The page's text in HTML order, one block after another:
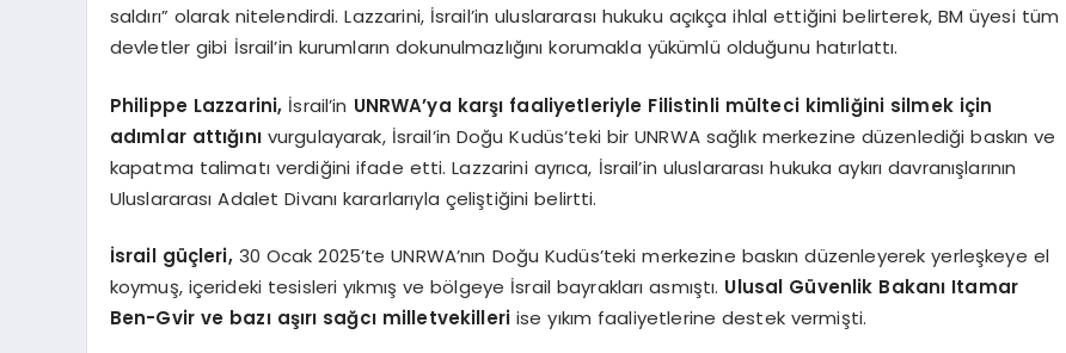
saldırı” olarak nitelendirdi. Lazzarini, İsrail’in uluslararası hukuku açıkça ihlal ettiğini belirterek, BM üyesi tüm
devletler gibi İsrail’in kurumların dokunulmazlığını korumakla yükümlü olduğunu hatırlattı.
Philippe Lazzarini, İsrail’in UNRWA’ya karşı faaliyetleriyle Filistinli mülteci kimliğini silmek için
adımlar attığınıvurgulayarak, İsrail’in Doğu Kudüs’teki bir UNRWA sağlık merkezine düzenlediği baskın ve
kapatma talimatı verdiğini ifade etti. Lazzarini ayrıca, İsrail’in uluslararası hukuka aykırı davranışlarının
Uluslararası Adalet Divanı kararlarıyla çeliştiğini belirtti.
İsrail güçleri,30 Ocak 2025’te UNRWA’nın Doğu Kudüs’teki merkezine baskın düzenleyerek yerleşkeye el
koymuş, içerideki tesisleri yıkmış ve bölgeye İsrail bayrakları asmıştı. Ulusal Güvenlik Bakanı Itamar
Ben-Gvir ve bazı aşırı sağcı milletvekilleri ise yıkım faaliyetlerine destek vermişti.